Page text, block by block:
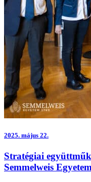
2025. május 22.
Stratégiai
Semmelweis